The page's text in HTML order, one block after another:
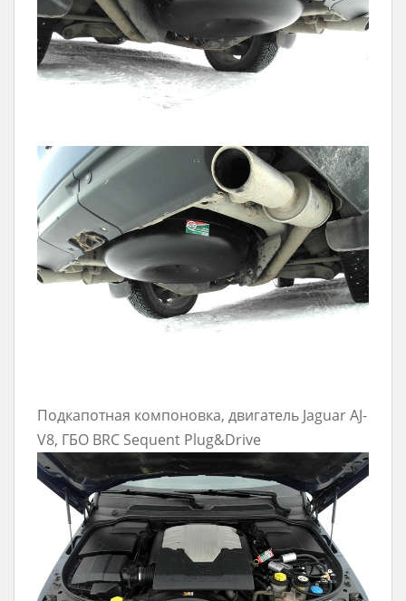
Подкапотная компоновка, двигатель Jaguar AJ-
V8, ГБО BRC Sequent Plug&Drive